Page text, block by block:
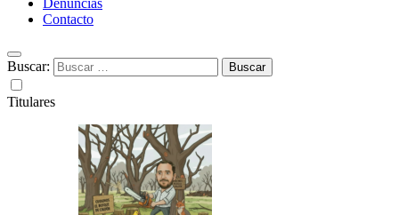
Contacto
Buscar:
Titulares